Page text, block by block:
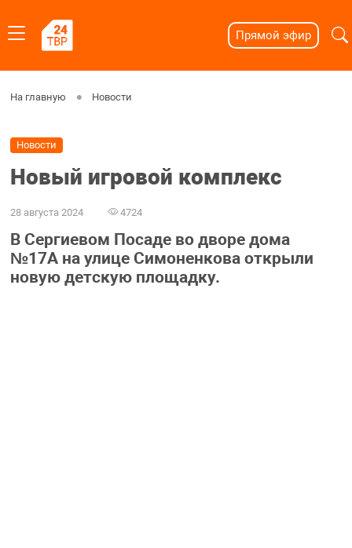
Прямой эфир
На главную Новости
Новости
Новый игровой комплекс
28 августа 2024 4724
В Сергиевом Посаде во дворе дома
№17А на улице Симоненкова открыли
новую детскую площадку.